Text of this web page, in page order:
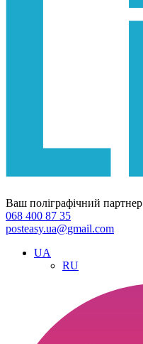
Ваш поліграфічний партнер
068 400 87 35
posteasy.ua@gmail.com
UA
RU